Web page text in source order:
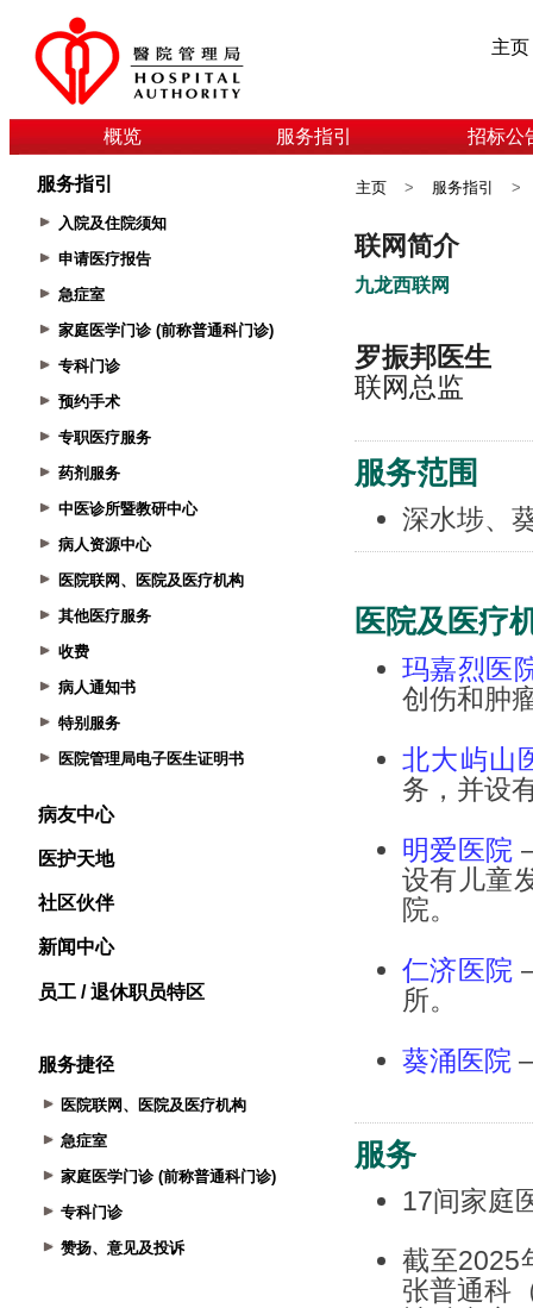
主页
概览 服务指引 招标公
服务指引
入院及住院须知
申请医疗报告
急症室
家庭医学门诊 (前称普通科门诊)
专科门诊
预约手术
专职医疗服务
药剂服务
中医诊所暨教研中心
病人资源中心
医院联网、医院及医疗机构
其他医疗服务
收费
病人通知书
特别服务
医院管理局电子医生证明书
病友中心
医护天地
社区伙伴
新闻中心
员工 / 退休职员特区
服务捷径
医院联网、医院及医疗机构
急症室
家庭医学门诊 (前称普通科门诊)
专科门诊
赞扬、意见及投诉
主页 > 服务指引 >